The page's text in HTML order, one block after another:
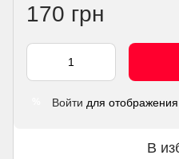
170 грн
Войти для
В